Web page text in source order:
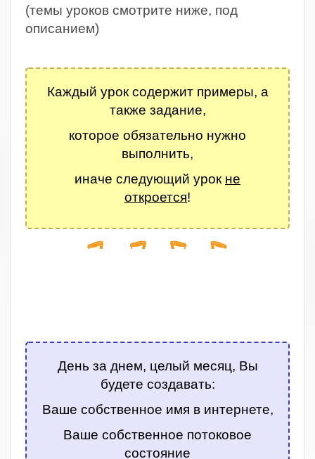
(темы уроков смотрите ниже, под
описанием)
Каждый урок содержит примеры, а
также задание,
которое обязательно нужно
выполнить,
иначе следующий урок не
откроется!
День за днем, целый месяц, Вы
будете создавать:
Ваше собственное имя в интернете,
Ваше собственное потоковое
состояние